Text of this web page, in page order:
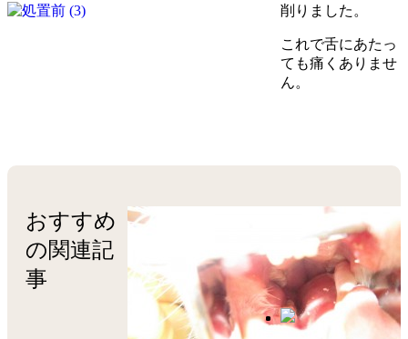
削りました。
これで舌にあたっ
ても痛くありませ
ん。
おすすめ
の関連記
事